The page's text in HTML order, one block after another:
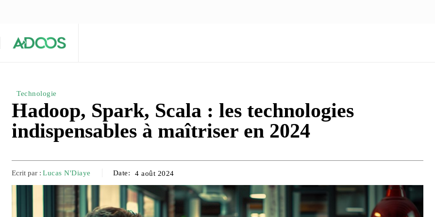
Technologie
Hadoop, Spark, Scala : les technologies
indispensables à maîtriser en 2024
Ecrit par : Lucas N'Diaye Date: 4 août 2024